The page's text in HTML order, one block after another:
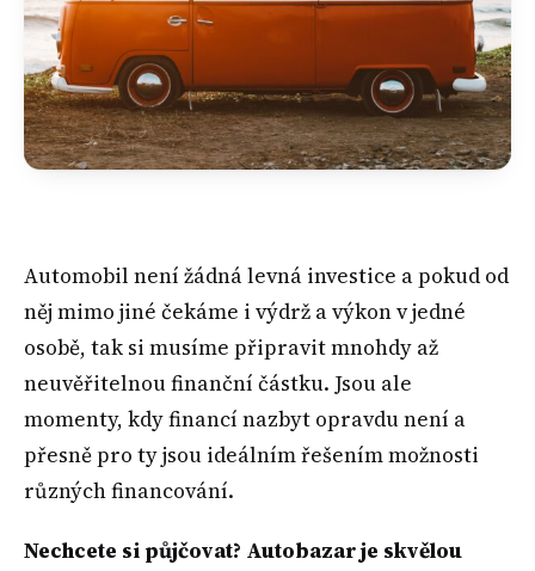
Automobil není žádná levná investice a pokud od
něj mimo jiné čekáme i výdrž a výkon v jedné
osobě, tak si musíme připravit mnohdy až
neuvěřitelnou finanční částku. Jsou ale
momenty, kdy financí nazbyt opravdu není a
přesně pro ty jsou ideálním řešením možnosti
různých financování.
Nechcete si půjčovat? Autobazar je skvělou